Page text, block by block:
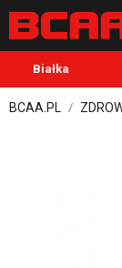
Białka
BCAA.PL